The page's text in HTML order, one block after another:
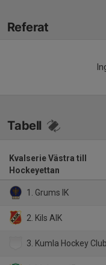
Referat
Tabell
Kvalserie Västra till
Hockeyettan
1. Grums IK
2. Kils AIK
3. Kumla Hockey Club